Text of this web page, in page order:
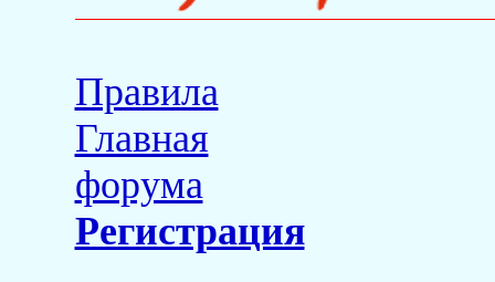
Правила
Главная
форума
Регистрация